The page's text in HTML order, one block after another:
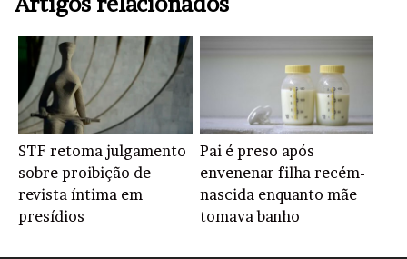
STF retoma julgamento
sobre proibição de
revista íntima em
presídios
Pai é preso após
envenenar filha recém-
nascida enquanto mãe
tomava banho